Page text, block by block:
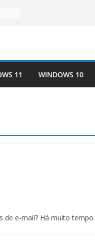
11 WINDOWS 10
de e-mail? Há muito tempo